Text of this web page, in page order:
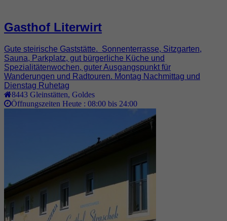
Gasthof Literwirt
Gute steirische Gaststätte. Sonnenterrasse, Sitzgarten,
Sauna, Parkplatz, gut bürgerliche Küche und
Spezialitätenwochen, guter Ausgangspunkt für
Wanderungen und Radtouren. Montag Nachmittag und
Dienstag Ruhetag
8443 Gleinstätten Goldes
Öffnungszeiten Heute : 08:00 bis 24:00